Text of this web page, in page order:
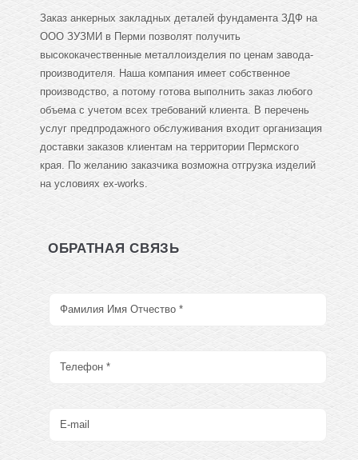
Заказ анкерных закладных деталей фундамента ЗДФ на
ООО ЗУЗМИ в Перми позволят получить
высококачественные металлоизделия по ценам завода-
производителя. Наша компания имеет собственное
производство, а потому готова выполнить заказ любого
объема с учетом всех требований клиента. В перечень
услуг предпродажного обслуживания входит организация
доставки заказов клиентам на территории Пермского
края. По желанию заказчика возможна отгрузка изделий
на условиях ex-works.
ОБРАТНАЯ СВЯЗЬ